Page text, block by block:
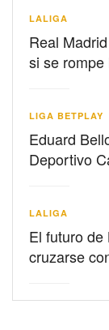
LALIGA
Real
si se
LIGA BETPLAY
Eduard
Deportivo
LALIGA
El futuro
cruzarse